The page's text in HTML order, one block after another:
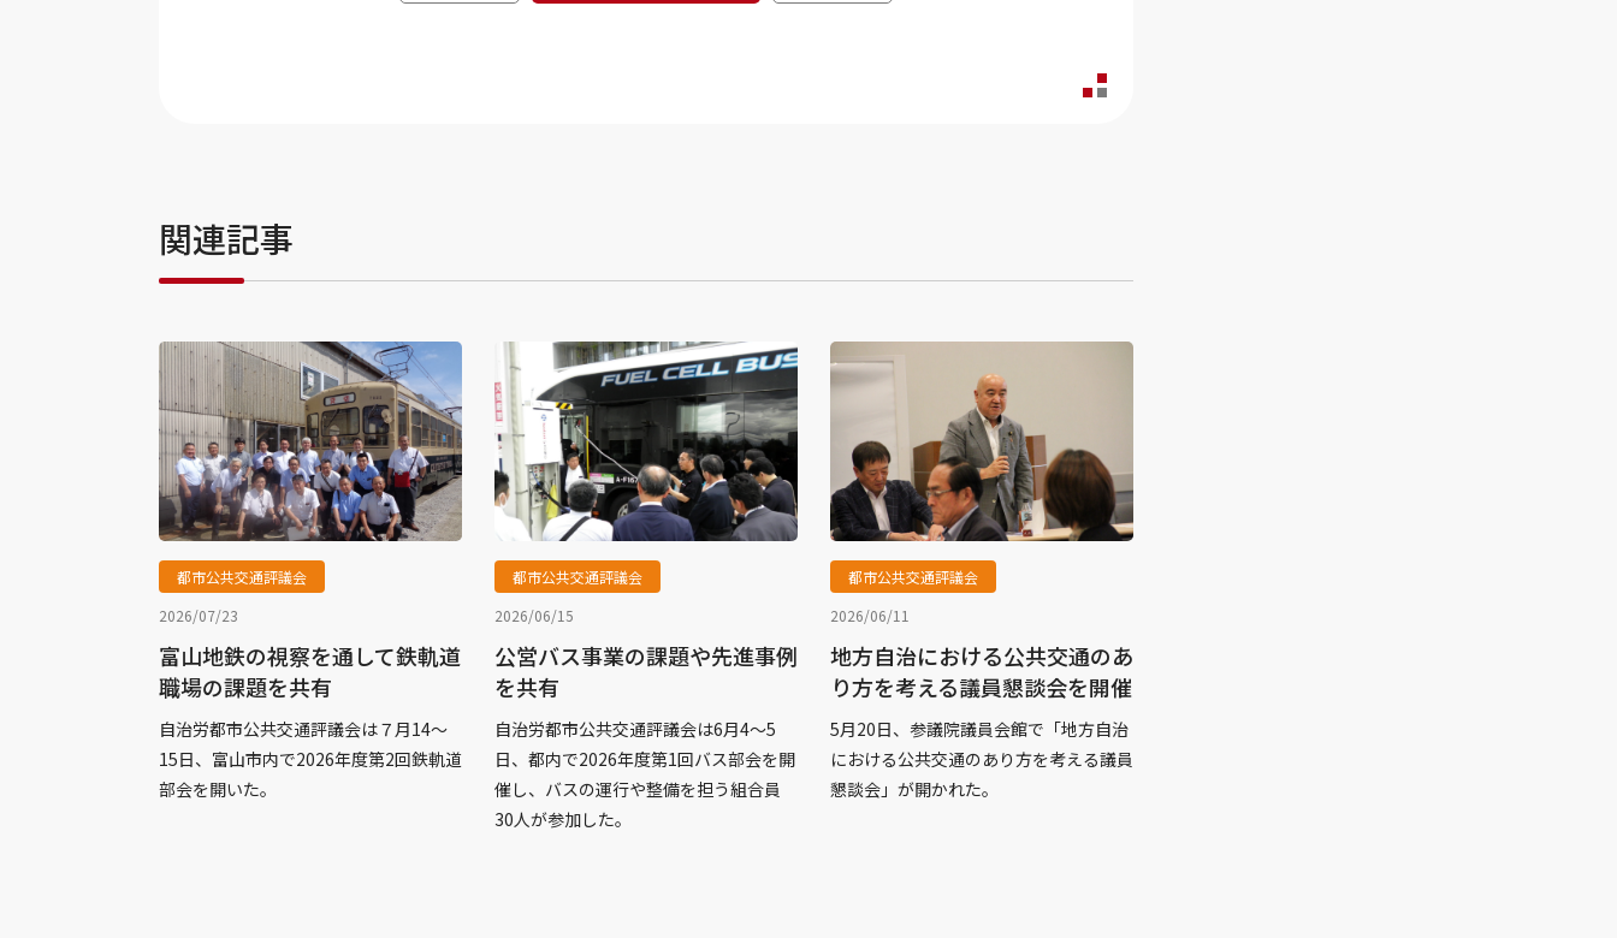
関連記事
都市公共交通評議会
2026/07/23
富山地鉄の視察を通して鉄軌道
職場の課題を共有
自治労都市公共交通評議会は７月14～
15日、富山市内で2026年度第2回鉄軌道
部会を開いた。
都市公共交通評議会
2026/06/15
公営バス事業の課題や先進事例
を共有
自治労都市公共交通評議会は6月4～5
日、都内で2026年度第1回バス部会を開
催し、バスの運行や整備を担う組合員
30人が参加した。
都市公共交通評議会
2026/06/11
地方自治における公共交通のあ
り方を考える議員懇談会を開催
5月20日、参議院議員会館で「地方自治
における公共交通のあり方を考える議員
懇談会」が開かれた。